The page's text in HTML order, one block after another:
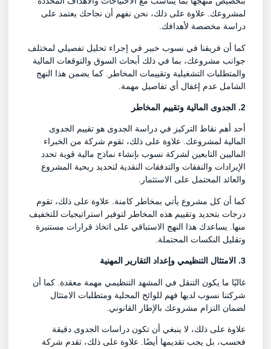
لمشروعك. علاوة على ذلك، نحن نفهم أن نجاحك يعتمد على
دراسة مخصصة لأهدافك.
كما أن فريقنا في نسوب خبير في إجراء تحليل تفصيلي لمختلف
جوانب مشروعك، بما في ذلك أبحاث السوق والتوقعات المالية
والمتطلبات التشغيلية وتقييمات المخاطر. كما يضمن هذا النهج
الشامل عدم إغفال أي تفاصيل مهمة.
أحد أهم نقاط التركيز في دراسة الجدوى هو تقييم الجدوى
المالية لمشروعك. علاوة على ذلك، تقوم شركة من الخبراء
الماليين التابعين لشركة نسوب بإنشاء نماذج مالية قوية تحدد
الإيرادات والنفقات والتدفقات النقدية لتحديد ربحية المشروع
والعائد المحتمل على الاستثمار.
كما أن كل مشروع يأتي بمخاطر كامنة. علاوة على ذلك، تقوم
درجات بتحديد وتقييم هذه المخاطر لتوفير استراتيجيات للتخفيف
منها. يساعدك هذا النهج الاستباقي على اتخاذ قرارات مستنيرة
وتقليل النكسات المحتملة.
غالبًا ما يكون التنقل في المشهد التنظيمي مهمة معقدة. كما أن
شركتنا نسوب لديها فهم للوائح المحلية ومتطلبات الامتثال
لضمان التزام مشروعك بالإطار القانوني.
علاوة على ذلك، لا ينبغي أن تكون دراسات الجدوى دقيقة
فحسب، بل يجب تقديمها أيضًا. علاوة على ذلك، تقدم شركة